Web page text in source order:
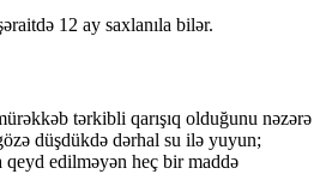
12 ay saxlanıla bilər.
tərkibli qarışıq olduğunu nəzərə
düşdükdə dərhal su ilə yuyun;
qeyd edilməyən heç bir maddə